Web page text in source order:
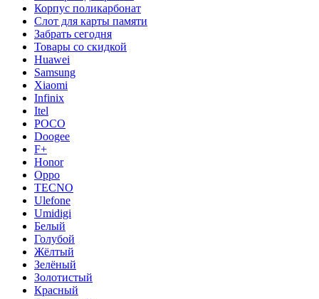
Корпус поликарбонат
Слот для карты памяти
Забрать сегодня
Товары со скидкой
Huawei
Samsung
Xiaomi
Infinix
Itel
POCO
Doogee
F+
Honor
Oppo
TECNO
Ulefone
Umidigi
Белый
Голубой
Жёлтый
Зелёный
Золотистый
Красный